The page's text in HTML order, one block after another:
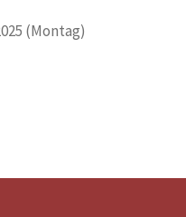
(Montag)